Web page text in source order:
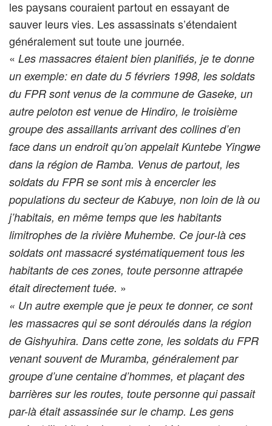
les paysans couraient partout en essayant de
sauver leurs vies. Les assassinats s’étendaient
généralement sut toute une journée.
« Les massacres étaient bien planifiés, je te donne
un exemple: en date du 5 févriers 1998, les soldats
du FPR sont venus de la commune de Gaseke, un
autre peloton est venue de Hindiro, le troisième
groupe des assaillants arrivant des collines d’en
face dans un endroit qu’on appelait Kuntebe Yingwe
dans la région de Ramba. Venus de partout, les
soldats du FPR se sont mis à encercler les
populations du secteur de Kabuye, non loin de là ou
j’habitais, en même temps que les habitants
limitrophes de la rivière Muhembe. Ce jour-là ces
soldats ont massacré systématiquement tous les
habitants de ces zones, toute personne attrapée
était directement tuée. »
« Un autre exemple que je peux te donner, ce sont
les massacres qui se sont déroulés dans la région
de Gishyuhira. Dans cette zone, les soldats du FPR
venant souvent de Muramba, généralement par
groupe d’une centaine d’hommes, et plaçant des
barrières sur les routes, toute personne qui passait
par-là était assassinée sur le champ. Les gens